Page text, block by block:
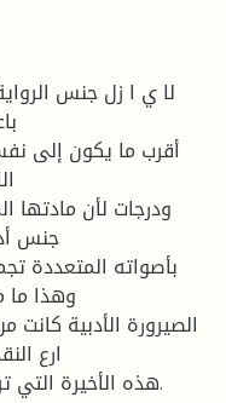
لا ي ا زل جنس
أقرب ما يكون إلى
ودرجات لأن مادتها
جنس
بأصواته المتعددة
وهذا ما
الصيرورة الأدبية
ارع
هذه الأخيرة التي ترواحت بين ما هو سياقي وآخر نسقي.